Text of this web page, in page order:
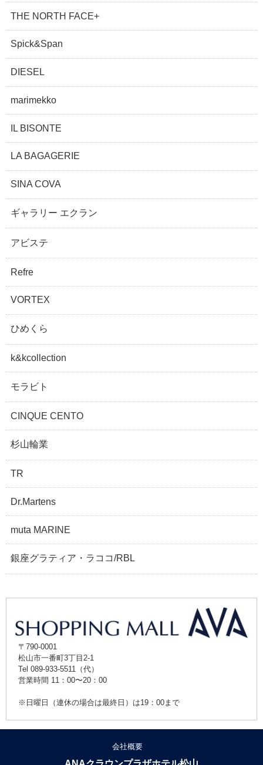
THE NORTH FACE+
Spick&Span
DIESEL
marimekko
IL BISONTE
LA BAGAGERIE
SINA COVA
ギャラリー エクラン
アビステ
Refre
VORTEX
ひめくら
k&kcollection
モラビト
CINQUE CENTO
杉山輪業
TR
Dr.Martens
muta MARINE
銀座グラティア・ラココ/RBL
〒790-0001
松山市一番町3丁目2-1
Tel 089-933-5511（代）
営業時間 11：00〜20：00
※日曜日（連休の場合は最終日）は19：00まで
会社概要